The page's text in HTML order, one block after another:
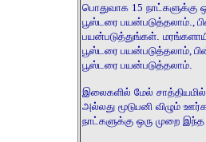
பொதுவாக 15 நாட்களுக்கு
பூஸ்டரை பயன்படுத்தலாம்.
பயன்படுத்துங்கள்.
பூஸ்டரை பயன்படுத்தலாம்
பூஸ்டரை பயன்படுத்தலாம்.
இலைகளில் மேல்
அல்லது மூடுபனி விழும்
நாட்களுக்கு ஒரு முறை